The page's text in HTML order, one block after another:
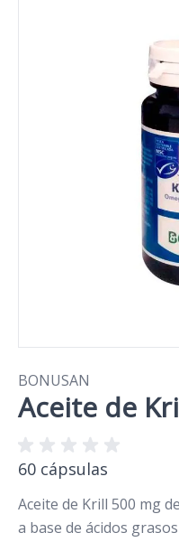
BONUSAN
Aceite de
60 cápsulas
Aceite de Krill 500 mg
a base de ácidos